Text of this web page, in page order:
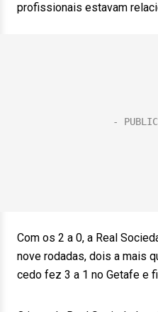
profissionais estavam
Com os 2 a 0, a Real
nove rodadas, dois a mais
cedo fez 3 a 1 no Getafe e